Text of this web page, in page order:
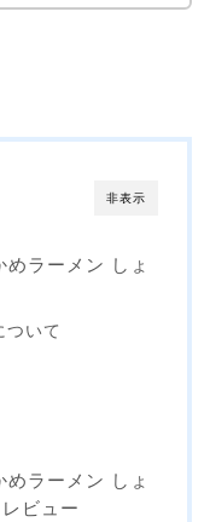
非表示
めラーメン しょ
ついて
めラーメン しょ
ビュー